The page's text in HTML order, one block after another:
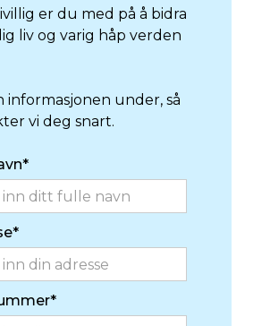
er du med på å bidra
liv og varig håp verden
informasjonen under, så
vi deg snart.